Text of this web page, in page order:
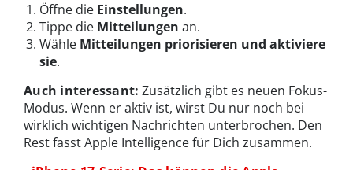
Öffne die Einstellungen.
Tippe die Mitteilungen an.
Wähle Mitteilungen priorisieren und aktiviere
sie.
Auch interessant: Zusätzlich gibt es neuen Fokus-
Modus. Wenn er aktiv ist, wirst Du nur noch bei
wirklich wichtigen Nachrichten unterbrochen. Den
Rest fasst Apple Intelligence für Dich zusammen.